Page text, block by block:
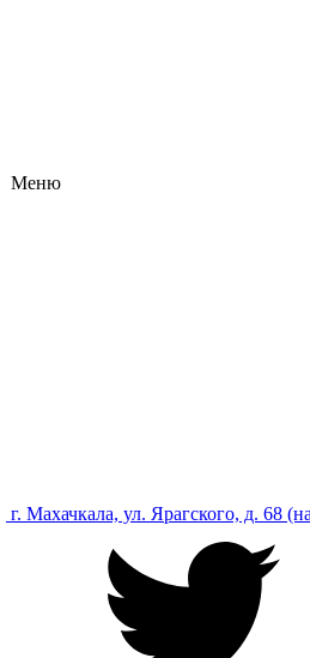
Меню
г. Махачкала, ул. Ярагского, д. 68